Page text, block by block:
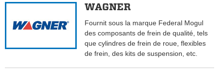
WAGNER
Fournit sous la marque Federal Mogul
des composants de frein de qualité, tels
que cylindres de frein de roue, flexibles
de frein, des kits de suspension, etc.